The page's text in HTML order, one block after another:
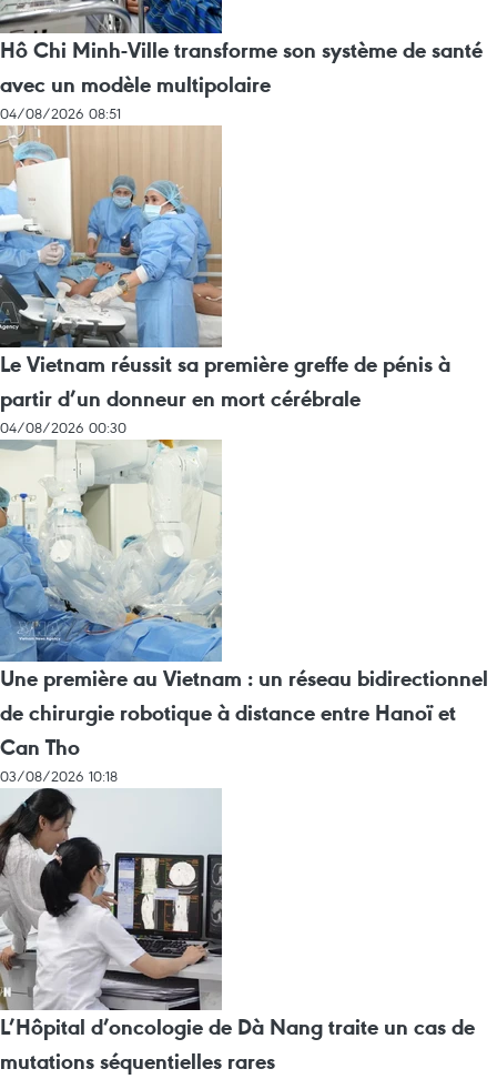
Hô Chi Minh-Ville transforme son système de santé
avec un modèle multipolaire
04/08/2026 08:51
Le Vietnam réussit sa première greffe de pénis à
partir d’un donneur en mort cérébrale
04/08/2026 00:30
Une première au Vietnam : un réseau bidirectionnel
de chirurgie robotique à distance entre Hanoï et
Can Tho
03/08/2026 10:18
L’Hôpital d’oncologie de Dà Nang traite un cas de
mutations séquentielles rares